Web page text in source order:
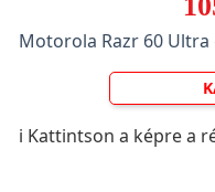
Motorola Razr 60
ℹ️ Kattintson a képre a